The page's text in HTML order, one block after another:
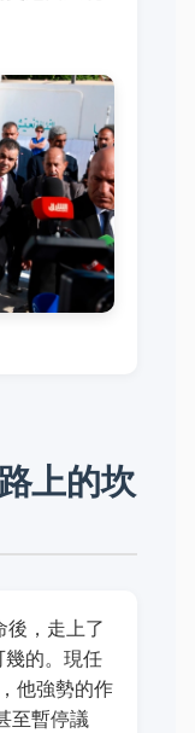
上的坎
後，走上了
幾的。現任
他強勢的作
至暫停議